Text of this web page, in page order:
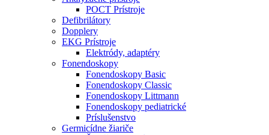
POCT Prístroje
Defibrilátory
Dopplery
EKG Prístroje
Elektródy, adaptéry
Fonendoskopy
Fonendoskopy Basic
Fonendoskopy Classic
Fonendoskopy Littmann
Fonendoskopy pediatrické
Príslušenstvo
Germicídne žiariče